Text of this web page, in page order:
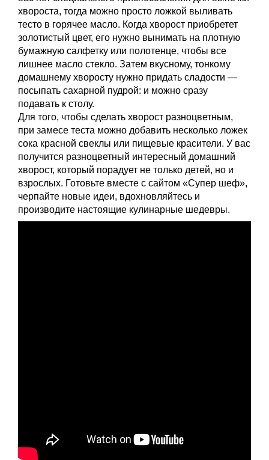
хвороста, тогда можно просто ложкой выливать
тесто в горячее масло. Когда хворост приобретет
золотистый цвет, его нужно вынимать на плотную
бумажную салфетку или полотенце, чтобы все
лишнее масло стекло. Затем вкусному, тонкому
домашнему хворосту нужно придать сладости —
посыпать сахарной пудрой: и можно сразу
подавать к столу.
Для того, чтобы сделать хворост разноцветным,
при замесе теста можно добавить несколько ложек
сока красной свеклы или пищевые красители. У вас
получится разноцветный интересный домашний
хворост, который порадует не только детей, но и
взрослых. Готовьте вместе с сайтом «Супер шеф»,
черпайте новые идеи, вдохновляйтесь и
производите настоящие кулинарные шедевры.